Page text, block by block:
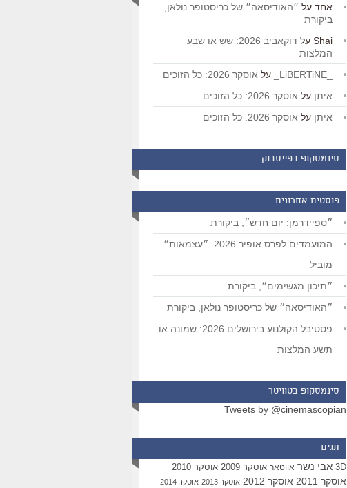
אחד על ״האודיסאה״ של כריסטופר נולאן,
ביקורת
Shai על
דוקאביב 2026: שש או שבע
המלצות
על אוסקר 2026: כל הזוכים
איתן על אוסקר 2026: כל הזוכים
איתן על אוסקר 2026: כל הזוכים
סינמסקופ בפייסבוק
פוסטים אחרונים
״ספיידרמן: יום חדש״, ביקורת
המועמדים לפרס אופיר 2026: ״עצמאות״
מוביל
״תיכון מגשימים״, ביקורת
״האודיסאה״ של כריסטופר נולאן, ביקורת
פסטיבל הקולנוע בירושלים 2026: שמונה או
תשע המלצות
סינמסקופ בטוויטר
Tweets by @cinemascopian
תגים
3D אבי נשר אווטאר אוסקר 2009 אוסקר 2010
אוסקר 2011 אוסקר 2012 אוסקר 2013 אוסקר 2014